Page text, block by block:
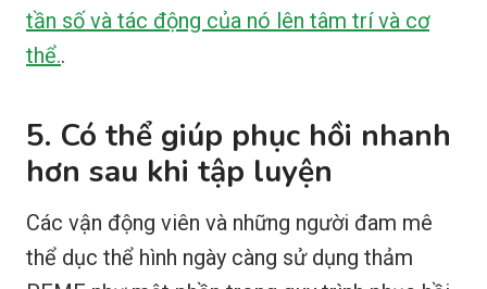
tần số và tác động của nó lên tâm trí và cơ
thể..
5. Có thể giúp phục hồi nhanh
hơn sau khi tập luyện
Các vận động viên và những người đam mê
thể dục thể hình ngày càng sử dụng thảm